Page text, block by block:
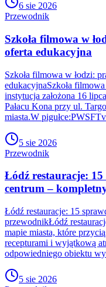
6 sie 2026
Przewodnik
Szkoła filmowa w
oferta edukacyjna
Szkoła filmowa w łodzi:
edukacyjnaSzkoła
instytucja założona 16
Pałacu Kona przy ul.
miasta.W
5 sie 2026
Przewodnik
Łódź restauracje:
centrum –
Łódź restauracje: 15
przewodnikŁódź
mapie miasta, które
recepturami i wyjątkową
odpowiedniego obiektu
5 sie 2026